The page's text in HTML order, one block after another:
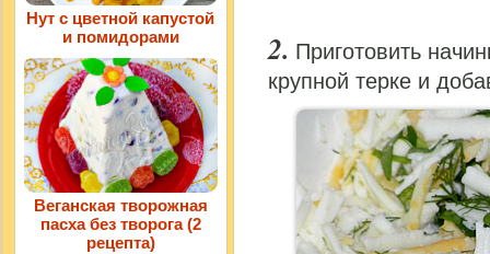
Приготовить
крупной терке и
Нут с цветной капустой
и помидорами
Веганская творожная
пасха без творога (2
рецепта)